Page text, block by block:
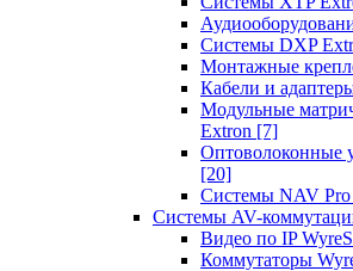
Системы DXP
Монтажные
Кабели и
Модульные
Extron [7]
Оптоволоконные
[20]
Системы NAV Pro
Системы AV-
Видео по IP
Коммутаторы